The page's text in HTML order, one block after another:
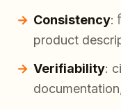
Consistency:
product
Verifiability:
documentation,